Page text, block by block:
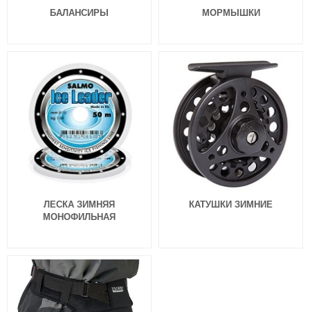
БАЛАНСИРЫ МОРМЫШКИ
ЛЕСКА ЗИМНЯЯ
МОНОФИЛЬНАЯ
КАТУШКИ ЗИМНИЕ